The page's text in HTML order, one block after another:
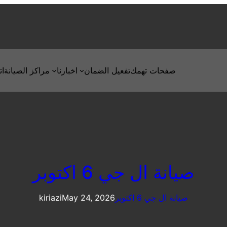
مراكز الصيانة اخبارنا تفعيل الضمانصفحات تهمك
صيانة ال جي 6 اكتوبر
kiriaziMay 24, 2026 صيانة ال جي 6 اكتوبر